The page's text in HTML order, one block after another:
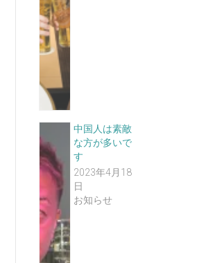
中国人は素敵
な方が多いで
す
2023年4月18
日
お知らせ